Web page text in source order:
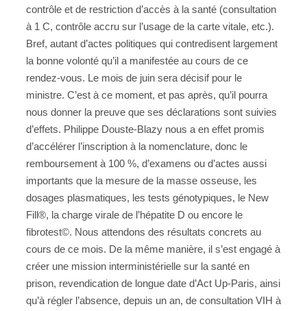
contrôle et de restriction d’accès à la santé (consultation
à 1 C, contrôle accru sur l’usage de la carte vitale, etc.).
Bref, autant d’actes politiques qui contredisent largement
la bonne volonté qu’il a manifestée au cours de ce
rendez-vous. Le mois de juin sera décisif pour le
ministre. C’est à ce moment, et pas après, qu’il pourra
nous donner la preuve que ses déclarations sont suivies
d’effets. Philippe Douste-Blazy nous a en effet promis
d’accélérer l’inscription à la nomenclature, donc le
remboursement à 100 %, d’examens ou d’actes aussi
importants que la mesure de la masse osseuse, les
dosages plasmatiques, les tests génotypiques, le New
Fill®, la charge virale de l’hépatite D ou encore le
fibrotest©. Nous attendons des résultats concrets au
cours de ce mois. De la même manière, il s’est engagé à
créer une mission interministérielle sur la santé en
prison, revendication de longue date d’Act Up-Paris, ainsi
qu’à régler l’absence, depuis un an, de consultation VIH à